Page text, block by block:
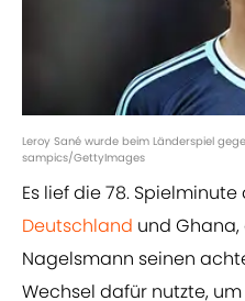
Leroy Sané wurde beim Länderspiel
sampics/GettyImages
Es lief die 78.
Deutschland und
Nagelsmann seinen
Wechsel dafür nutzte,